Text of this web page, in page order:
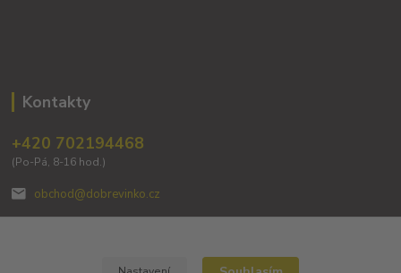
Kontakty
+420 702194468
(Po-Pá, 8-16 hod.)
obchod@dobrevinko.cz